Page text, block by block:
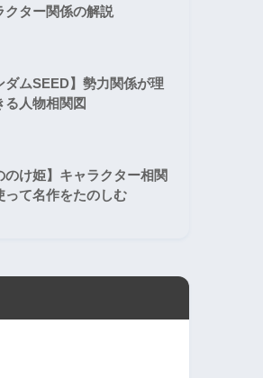
クター関係の解説
ダムSEED】勢力関係が理
る人物相関図
のけ姫】キャラクター相関
って名作をたのしむ